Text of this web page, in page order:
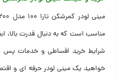
مناسب است که به دنبال قدرت بالا،
شرایط خرید اقساطی و خدمات پس
خواهید یک مینی لودر حرفه ای و